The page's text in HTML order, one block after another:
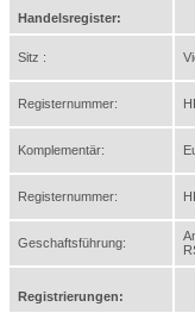
Handelsregister:
Sitz :
Registernummer:
Komplementär:
Registernummer:
Geschaftsführung:
Registrierungen: